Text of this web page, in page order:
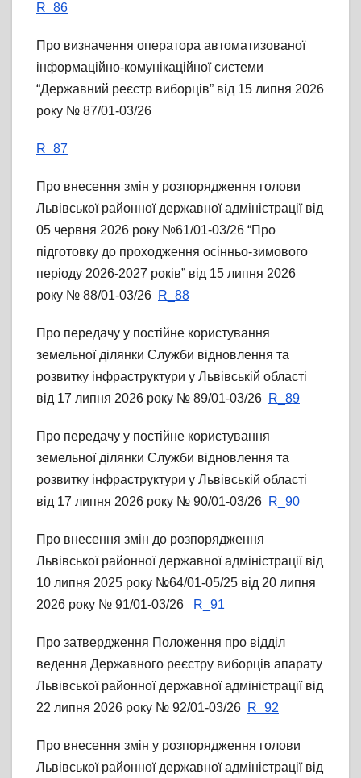
R_86
Про визначення оператора автоматизованої
інформаційно-комунікаційної системи
“Державний реєстр виборців” від 15 липня 2026
року № 87/01-03/26
R_87
Про внесення змін у розпорядження голови
Львівської районної державної адміністрації від
05 червня 2026 року №61/01-03/26 “Про
підготовку до проходження осінньо-зимового
періоду 2026-2027 років” від 15 липня 2026
року № 88/01-03/26 R_88
Про передачу у постійне користування
земельної ділянки Служби відновлення та
розвитку інфраструктури у Львівській області
від 17 липня 2026 року № 89/01-03/26 R_89
Про передачу у постійне користування
земельної ділянки Служби відновлення та
розвитку інфраструктури у Львівській області
від 17 липня 2026 року № 90/01-03/26 R_90
Про внесення змін до розпорядження
Львівської районної державної адміністрації від
10 липня 2025 року №64/01-05/25 від 20 липня
2026 року № 91/01-03/26
R_91
Про затвердження Положення про відділ
ведення Державного реєстру виборців апарату
Львівської районної державної адміністрації від
22 липня 2026 року № 92/01-03/26 R_92
Про внесення змін у розпорядження голови
Львівської районної державної адміністрації від